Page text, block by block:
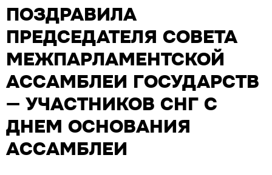
ПОЗДРАВИЛА
ПРЕДСЕДАТЕЛЯ СОВЕТА
МЕЖПАРЛАМЕНТСКОЙ
АССАМБЛЕИ ГОСУДАРСТВ
— УЧАСТНИКОВ СНГ С
ДНЕМ ОСНОВАНИЯ
АССАМБЛЕИ